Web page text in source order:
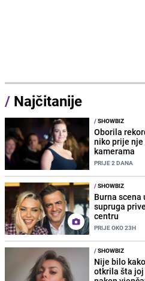
/ Najčitanije
/SHOWBIZ
Oborila
niko prije
kamerama
PRIJE 2 DANA
/SHOWBIZ
Burna scena
supruga
centru
PRIJE OKO 23H
/SHOWBIZ
Nije bilo
otkrila šta